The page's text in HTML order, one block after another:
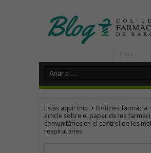
Estàs aquí: Inici > Notícies farmàcia
article sobre el paper de les
comunitàries en el control de les
respiratòries